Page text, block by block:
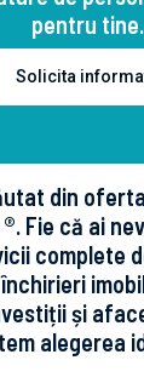
pentru tine.
Solicita
din
Fie că ai
complete
și
alegerea